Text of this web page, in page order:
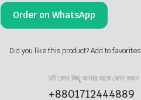
563.00৳ .
350.00৳ .
(Mental
Power
Ball)
Order on WhatsApp
Did you like this product? Add to
যদি কোন কিছু জানার থাকে ফোন করুন
+8801712444889